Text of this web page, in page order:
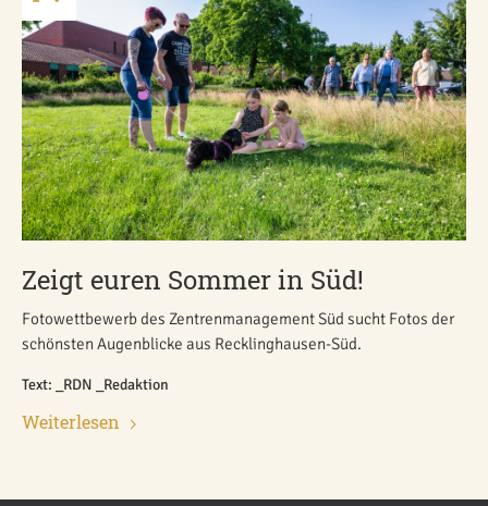
Zeigt euren Sommer in Süd!
Fotowettbewerb des Zentrenmanagement Süd sucht Fotos der
schönsten Augenblicke aus Recklinghausen-Süd.
Text: _RDN _Redaktion
Weiterlesen